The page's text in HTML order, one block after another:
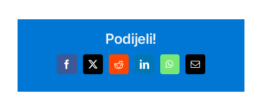
Podijeli!
Facebook
X RedditLinkedInWhatsApp
Email